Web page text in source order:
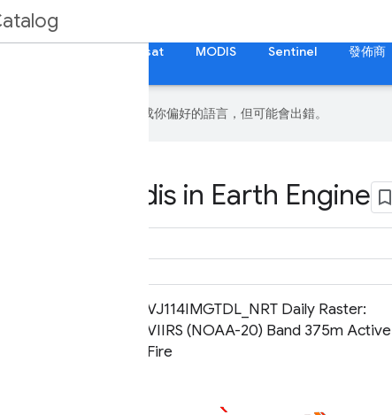
Landsat MODIS Sentinel 發佈商
會運用 AI 技術將內容翻譯成你偏好的語言，但可能會出錯。
eosdis in Earth Engine
VJ114IMGTDL_NRT Daily Raster:
VIIRS (NOAA-20) Band 375m Active
Fire